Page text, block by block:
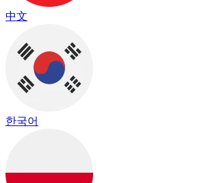
中文
한국어